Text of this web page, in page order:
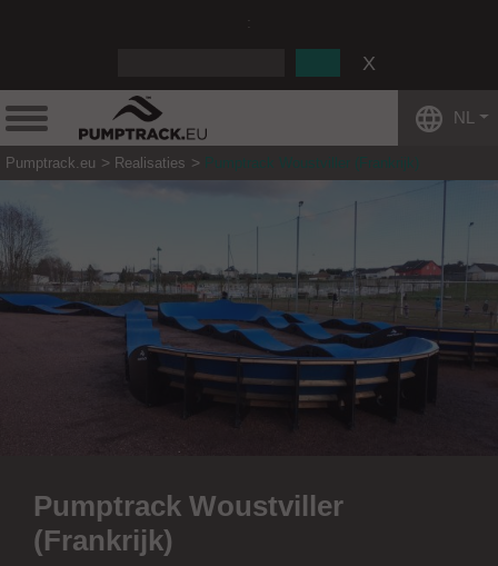
NL
Pumptrack.eu Realisaties Pumptrack Woustviller (Frankrijk)
Pumptrack Woustviller
(Frankrijk)